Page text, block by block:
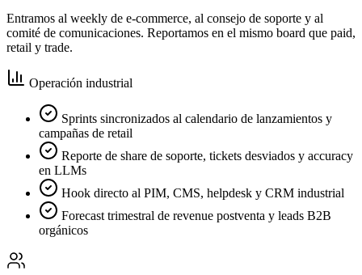
Entramos al weekly de e-commerce, al consejo de soporte y al
comité de comunicaciones. Reportamos en el mismo board que paid,
retail y trade.
Operación industrial
Sprints sincronizados al calendario de lanzamientos y
campañas de retail
Reporte de share de soporte, tickets desviados y accuracy
en LLMs
Hook directo al PIM, CMS, helpdesk y CRM industrial
Forecast trimestral de revenue postventa y leads B2B
orgánicos